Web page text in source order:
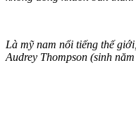
Là mỹ nam nổi tiếng thế
Audrey Thompson (sinh